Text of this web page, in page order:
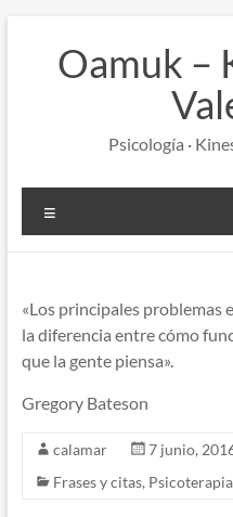
contenidoOamuk –
Psicología ·
«Los principales problemas
la diferencia entre cómo
que la gente piensa».
Gregory Bateson
calamar
7 junio,
Frases y citas, Psicoterapia